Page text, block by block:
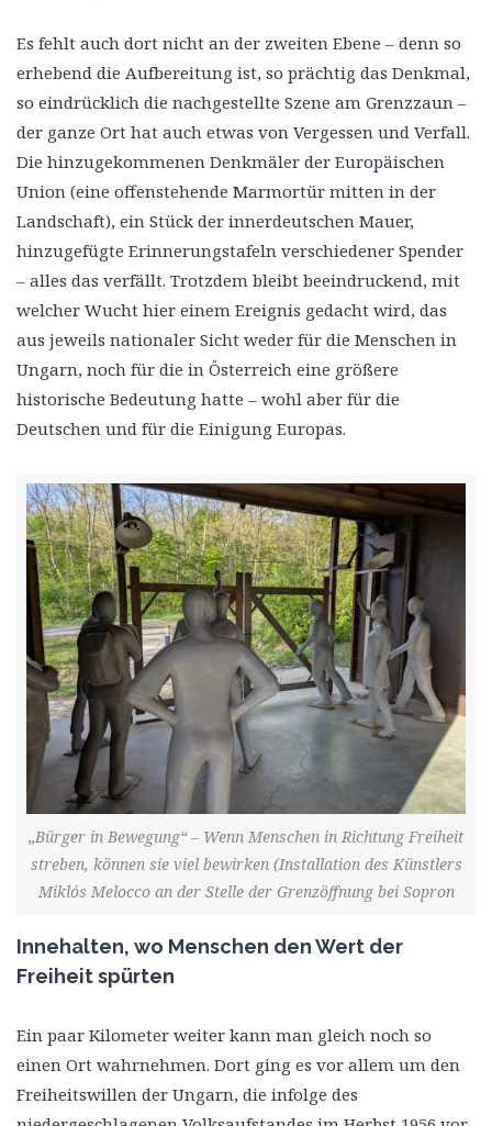
Es fehlt auch dort nicht an der zweiten Ebene – denn so
erhebend die Aufbereitung ist, so prächtig das Denkmal,
so eindrücklich die nachgestellte Szene am Grenzzaun –
der ganze Ort hat auch etwas von Vergessen und Verfall.
Die hinzugekommenen Denkmäler der Europäischen
Union (eine offenstehende Marmortür mitten in der
Landschaft), ein Stück der innerdeutschen Mauer,
hinzugefügte Erinnerungstafeln verschiedener Spender
– alles das verfällt. Trotzdem bleibt beeindruckend, mit
welcher Wucht hier einem Ereignis gedacht wird, das
aus jeweils nationaler Sicht weder für die Menschen in
Ungarn, noch für die in Österreich eine größere
historische Bedeutung hatte – wohl aber für die
Deutschen und für die Einigung Europas.
„Bürger in Bewegung“ – Wenn Menschen in Richtung Freiheit
streben, können sie viel bewirken (Installation des Künstlers
Miklós Melocco an der Stelle der Grenzöffnung bei Sopron
Innehalten, wo Menschen den Wert der
Freiheit spürten
Ein paar Kilometer weiter kann man gleich noch so
einen Ort wahrnehmen. Dort ging es vor allem um den
Freiheitswillen der Ungarn, die infolge des